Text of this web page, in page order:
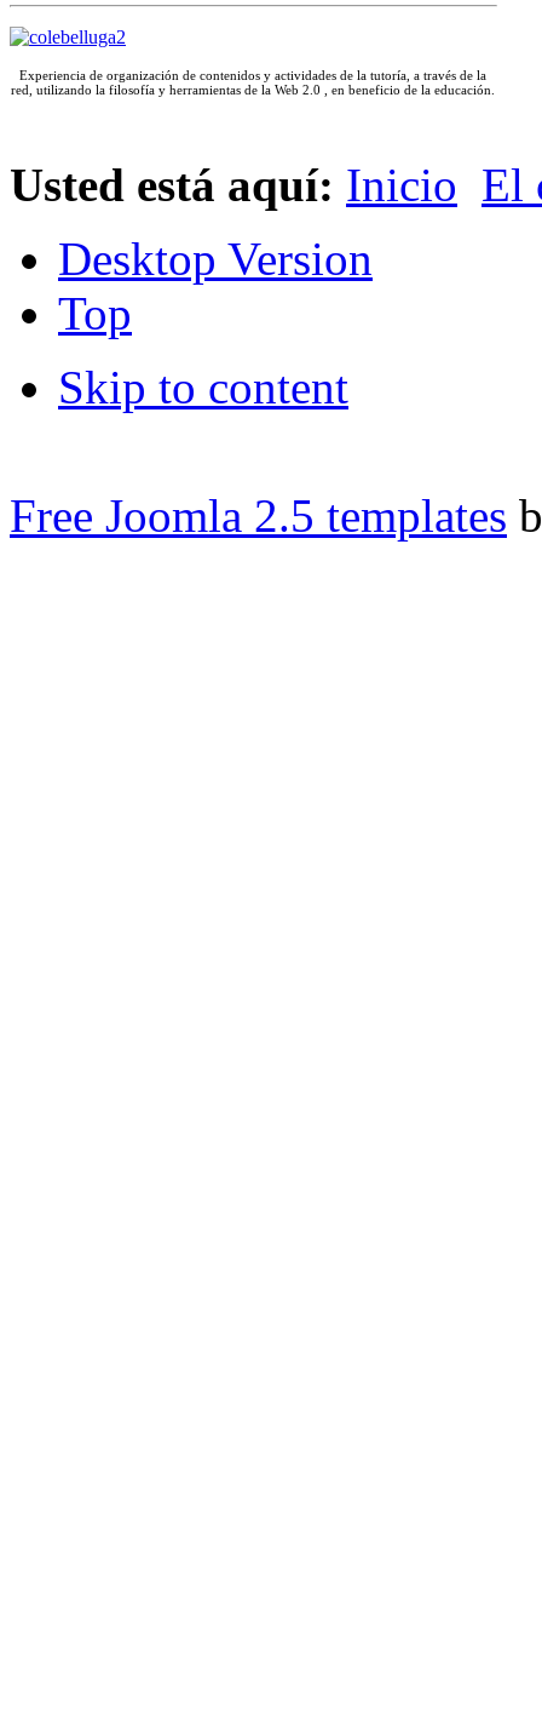
Experiencia de organización de contenidos y actividades de la tutoría, a través de la
red, utilizando la filosofía y herramientas de la Web 2.0 , en beneficio de la educación.
Usted está aquí: Inicio El
Desktop Version
Top
Skip to content
Free Joomla 2.5 templates